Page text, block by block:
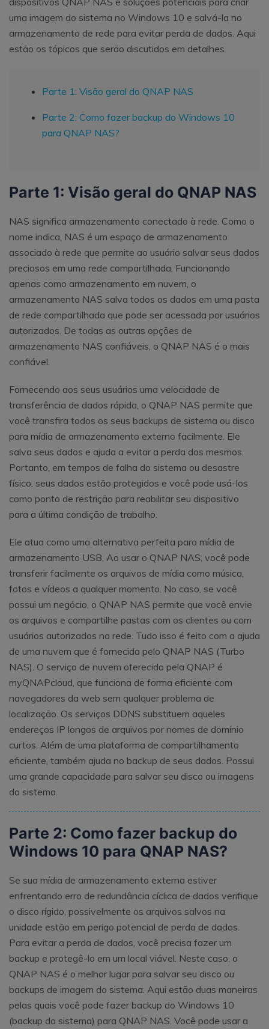
uma imagem do sistema no Windows 10 e salvá-la no
armazenamento de rede para evitar perda de dados. Aqui
estão os tópicos que serão discutidos em detalhes.
Parte 1: Visão geral do QNAP NAS
Parte 2: Como fazer backup do Windows 10
para QNAP NAS?
Parte 1: Visão geral do QNAP NAS
NAS significa armazenamento conectado à rede. Como o
nome indica, NAS é um espaço de armazenamento
associado à rede que permite ao usuário salvar seus dados
preciosos em uma rede compartilhada. Funcionando
apenas como armazenamento em nuvem, o
armazenamento NAS salva todos os dados em uma pasta
de rede compartilhada que pode ser acessada por usuários
autorizados. De todas as outras opções de
armazenamento NAS confiáveis, o QNAP NAS é o mais
confiável.
Fornecendo aos seus usuários uma velocidade de
transferência de dados rápida, o QNAP NAS permite que
você transfira todos os seus backups de sistema ou disco
para mídia de armazenamento externo facilmente. Ele
salva seus dados e ajuda a evitar a perda dos mesmos.
Portanto, em tempos de falha do sistema ou desastre
físico, seus dados estão protegidos e você pode usá-los
como ponto de restrição para reabilitar seu dispositivo
para a última condição de trabalho.
Ele atua como uma alternativa perfeita para mídia de
armazenamento USB. Ao usar o QNAP NAS, você pode
transferir facilmente os arquivos de mídia como música,
fotos e vídeos a qualquer momento. No caso, se você
possui um negócio, o QNAP NAS permite que você envie
os arquivos e compartilhe pastas com os clientes ou com
usuários autorizados na rede. Tudo isso é feito com a ajuda
de uma nuvem que é fornecida pelo QNAP NAS (Turbo
NAS). O serviço de nuvem oferecido pela QNAP é
myQNAPcloud, que funciona de forma eficiente com
navegadores da web sem qualquer problema de
localização. Os serviços DDNS substituem aqueles
endereços IP longos de arquivos por nomes de domínio
curtos. Além de uma plataforma de compartilhamento
eficiente, também ajuda no backup de seus dados. Possui
uma grande capacidade para salvar seu disco ou imagens
do sistema.
Parte 2: Como fazer backup do
Windows 10 para QNAP NAS?
Se sua mídia de armazenamento externa estiver
enfrentando erro de redundância cíclica de dados verifique
o disco rígido, possivelmente os arquivos salvos na
unidade estão em perigo potencial de perda de dados.
Para evitar a perda de dados, você precisa fazer um
backup e protegê-lo em um local viável. Neste caso, o
QNAP NAS é o melhor lugar para salvar seu disco ou
backups de imagem do sistema. Aqui estão duas maneiras
pelas quais você pode fazer backup do Windows 10
(backup do sistema) para QNAP NAS. Você pode usar a